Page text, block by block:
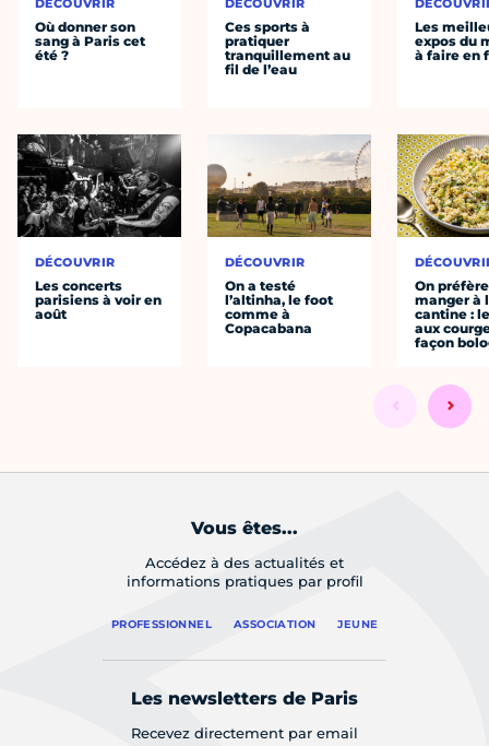
DÉCOUVRIR
Où donner son
sang à Paris cet
été ?
DÉCOUVRIR
Les concerts
parisiens à voir en
août
DÉCOUVRIR
Ces sports à
pratiquer
tranquillement au
fil de l’eau
DÉCOUVRIR
On a testé
l’altinha, le foot
comme à
Copacabana
Les
expos du
à faire en
On préfère
manger à
cantine :
aux
façon
Vous êtes...
Accédez à des actualités et
informations pratiques par profil
PROFESSIONNEL ASSOCIATION JEUNE
Les newsletters de Paris
Recevez directement par email